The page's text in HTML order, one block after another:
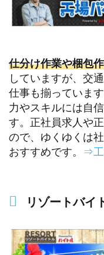
仕分け作業や梱包
していますが、交
仕事も揃っていま
力やスキルには自
す。正社員求人や
ので、ゆくゆくは
おすすめです。 ⇒工
リゾートバイ